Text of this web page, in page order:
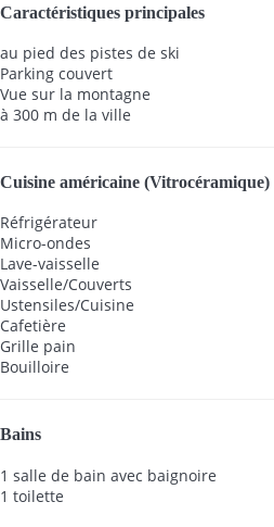
Caractéristiques principales
au pied des pistes de ski
Parking couvert
Vue sur la montagne
à 300 m de la ville
Cuisine américaine (Vitrocéramique)
Réfrigérateur
Micro-ondes
Lave-vaisselle
Vaisselle/Couverts
Ustensiles/Cuisine
Cafetière
Grille pain
Bouilloire
Bains
1 salle de bain avec baignoire
1 toilette